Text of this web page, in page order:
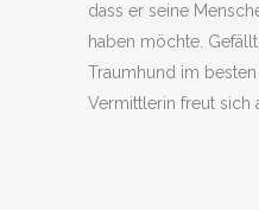
dass er seine
haben möchte.
Traumhund im besten
Vermittlerin freut sich